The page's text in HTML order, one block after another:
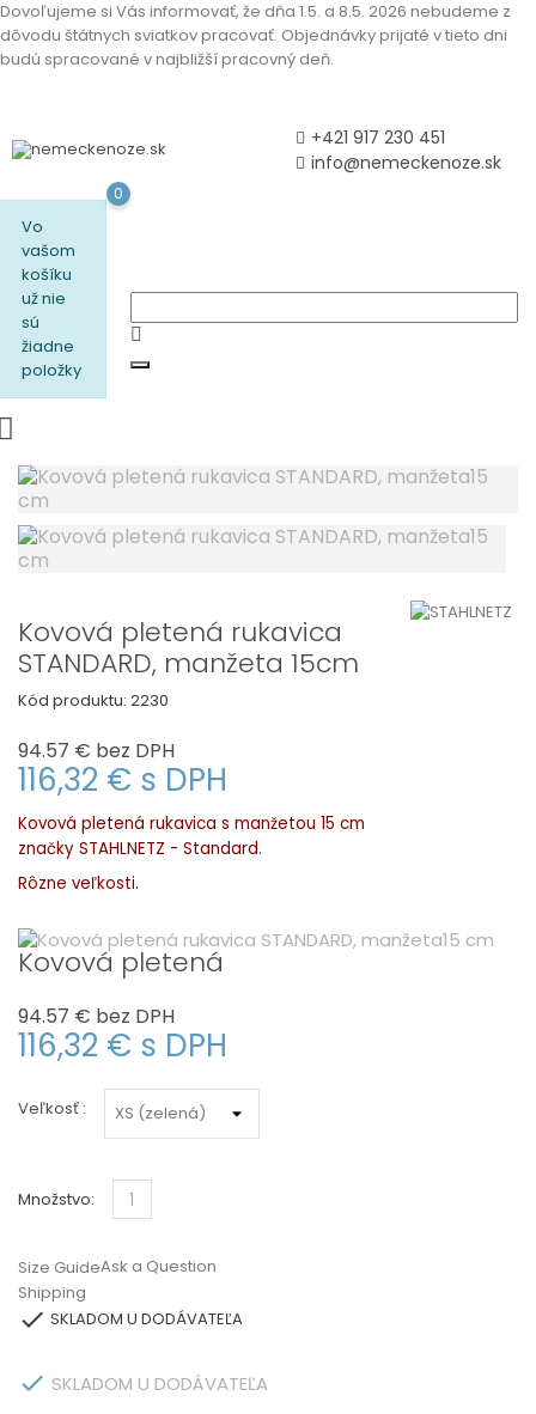
Dovoľujeme si Vás informovať, že dňa 1.5. a 8.5. 2026 nebudeme z
dôvodu štátnych sviatkov pracovať. Objednávky prijaté v tieto dni
budú spracované v najbližší pracovný deň.
+421 917 230 451
info@nemeckenoze.sk
Vo
vašom
košíku
už nie
sú
žiadne
položky
0
Kovová pletená rukavica
STANDARD, manžeta 15cm
Kód produktu: 2230
94.57 € bez DPH
116,32 € s DPH
Kovová pletená rukavica s manžetou 15 cm
značky STAHLNETZ - Standard.
Rôzne veľkosti.
Kovová pletená
94.57 € bez DPH
116,32 € s DPH
Veľkosť :
Množstvo:
Size Guide
Shipping
Ask a Question
 SKLADOM U DODÁVATEĽA
 SKLADOM U DODÁVATEĽA